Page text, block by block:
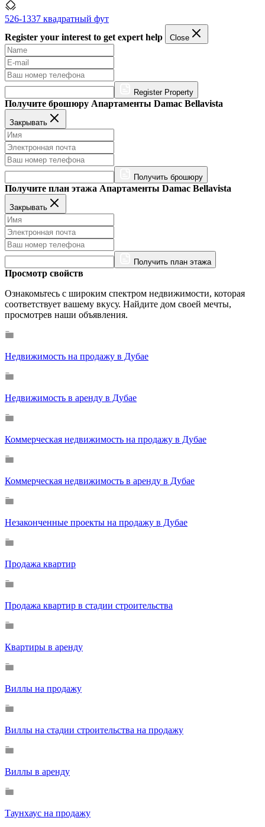
526-1337 квадратный фут
Register your interest to get expert help
Close
Register Property
Получите брошюру Апартаменты Damac Bellavista
Закрывать
Получить брошюру
Получите план этажа Апартаменты Damac Bellavista
Закрывать
Получить план этажа
Просмотр свойств
Ознакомьтесь с широким спектром недвижимости, которая
соответствует вашему вкусу. Найдите дом своей мечты,
просмотрев наши объявления.
Недвижимость на продажу в Дубае
Недвижимость в аренду в Дубае
Коммерческая недвижимость на продажу в Дубае
Коммерческая недвижимость в аренду в Дубае
Незаконченные проекты на продажу в Дубае
Продажа квартир
Продажа квартир в стадии строительства
Квартиры в аренду
Виллы на продажу
Виллы на стадии строительства на продажу
Виллы в аренду
Таунхаус на продажу